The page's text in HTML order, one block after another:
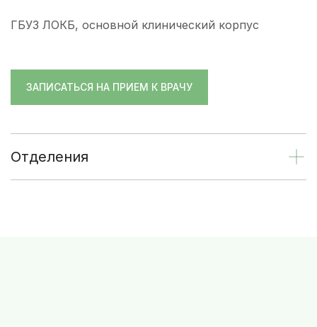
ГБУЗ ЛОКБ, основной клинический корпус
ЗАПИСАТЬСЯ НА ПРИЕМ К ВРАЧУ
Отделения